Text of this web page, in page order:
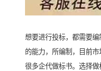
想要进行投标，都需要
的能力，所编制，目前市
很多企代做标书。选择